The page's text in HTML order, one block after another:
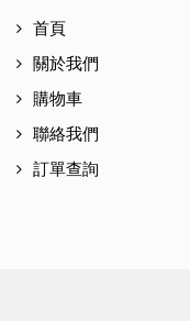
首頁
關於我們
購物車
聯絡我們
訂單查詢